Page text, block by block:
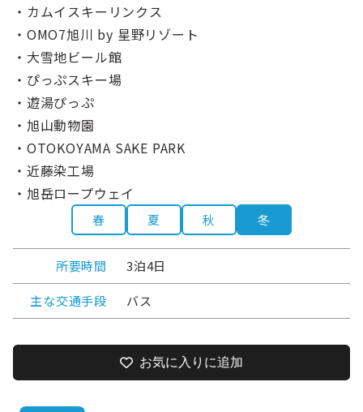
・カムイスキーリンクス
・OMO7旭川 by 星野リゾート
・大雪地ビール館
・ぴっぷスキー場
・遊湯ぴっぷ
・旭山動物園
・OTOKOYAMA SAKE PARK
・近藤染工場
・旭岳ロープウェイ
春 夏 秋 冬
所要時間 3泊4日
主な交通手段 バス
お気に入りに追加